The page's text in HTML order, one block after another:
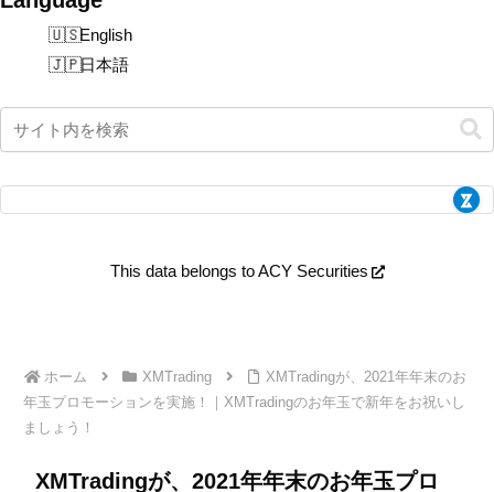
English
日本語
This data belongs to ACY Securities
ホーム XMTrading
XMTradingが、2021年年末のお
年玉プロモーションを実施！｜XMTradingのお年玉で新年をお祝いし
ましょう！
XMTradingが、2021年年末のお年玉プロ